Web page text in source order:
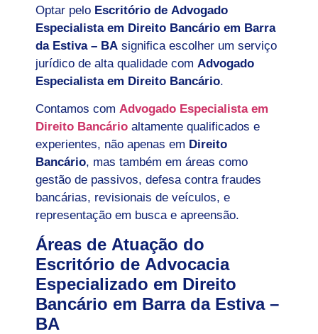
Optar pelo Escritório de Advogado
Especialista em Direito Bancário em Barra
da Estiva – BA significa escolher um serviço
jurídico de alta qualidade com Advogado
Especialista em Direito Bancário.
Contamos com Advogado Especialista em
Direito Bancário altamente qualificados e
experientes, não apenas em Direito
Bancário, mas também em áreas como
gestão de passivos, defesa contra fraudes
bancárias, revisionais de veículos, e
representação em busca e apreensão.
Áreas de Atuação do
Escritório de Advocacia
Especializado em Direito
Bancário em Barra da Estiva –
BA